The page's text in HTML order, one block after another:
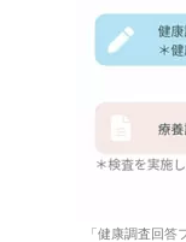
「健康調査回